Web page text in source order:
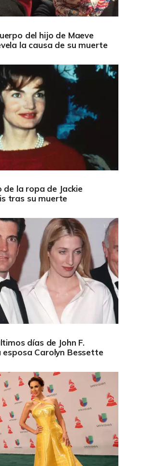
del hijo de Maeve
la causa de su muerte
la ropa de Jackie
tras su muerte
días de John F.
esposa Carolyn Bessette